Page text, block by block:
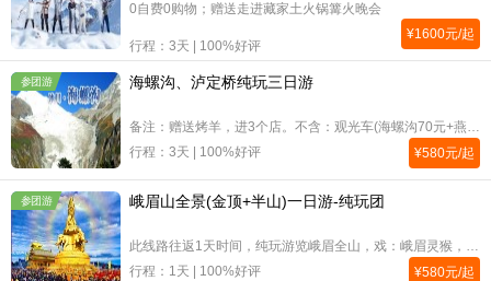
0自费0购物；赠送走进藏家土火锅篝火晚会
行程：3天 | 100%好评
¥1600元/起
参团游 海螺沟、泸定桥纯玩三日游
备注：赠送烤羊，进3个店。不含：观光车(海螺沟70元+燕子沟40元必须产生）、温泉188、索道150、彝餐150、泸定桥10以及其他的自费。统一上下车（创业路诺亚方舟）
行程：3天 | 100%好评
¥580元/起
参团游 峨眉山全景(金顶+半山)一日游-纯玩团
此线路往返1天时间，纯玩游览峨眉全山，戏：峨眉灵猴，体验峨眉山的雄、秀、奇、险、幽......
行程：1天 | 100%好评
¥580元/起